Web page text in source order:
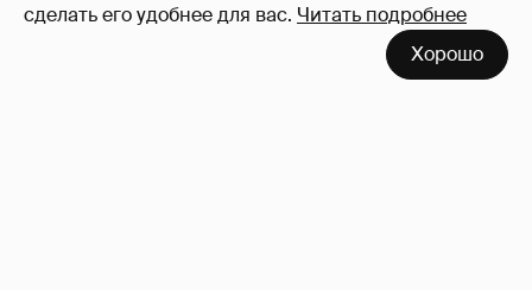
сделать его удобнее для вас. Читать подробнее
Хорошо